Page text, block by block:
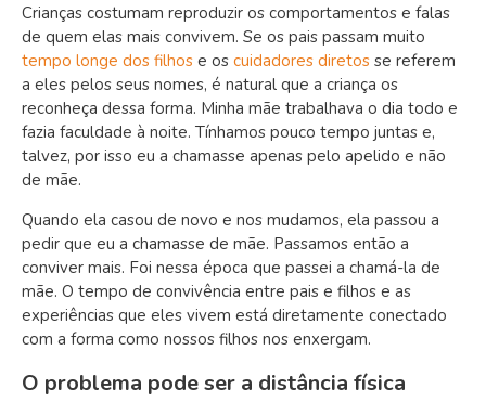
Crianças costumam reproduzir os comportamentos e falas
de quem elas mais convivem. Se os pais passam muito
tempo longe dos filhos e os cuidadores diretos se referem
a eles pelos seus nomes, é natural que a criança os
reconheça dessa forma. Minha mãe trabalhava o dia todo e
fazia faculdade à noite. Tínhamos pouco tempo juntas e,
talvez, por isso eu a chamasse apenas pelo apelido e não
de mãe.
Quando ela casou de novo e nos mudamos, ela passou a
pedir que eu a chamasse de mãe. Passamos então a
conviver mais. Foi nessa época que passei a chamá-la de
mãe. O tempo de convivência entre pais e filhos e as
experiências que eles vivem está diretamente conectado
com a forma como nossos filhos nos enxergam.
O problema pode ser a distância física